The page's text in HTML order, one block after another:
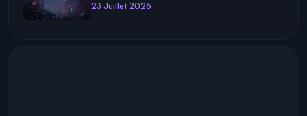
23 Juillet 2026